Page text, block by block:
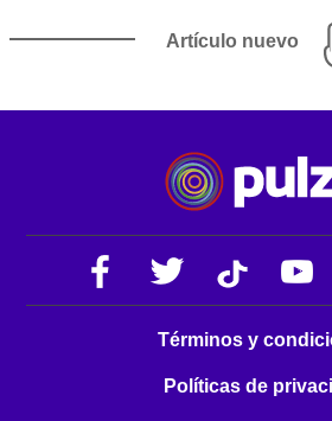
Artículo nuevo
Términos y
Políticas de